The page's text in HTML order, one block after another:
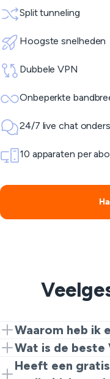
Split tunneling
Hoogste snelheden
Dubbele VPN
Onbeperkte
24/7 live chat
10 apparaten per
Waarom heb ik
Om toegang te
zoals BBC iPlayer,
op het VK
Wat is de beste
De beste VPN voor
Heeft een